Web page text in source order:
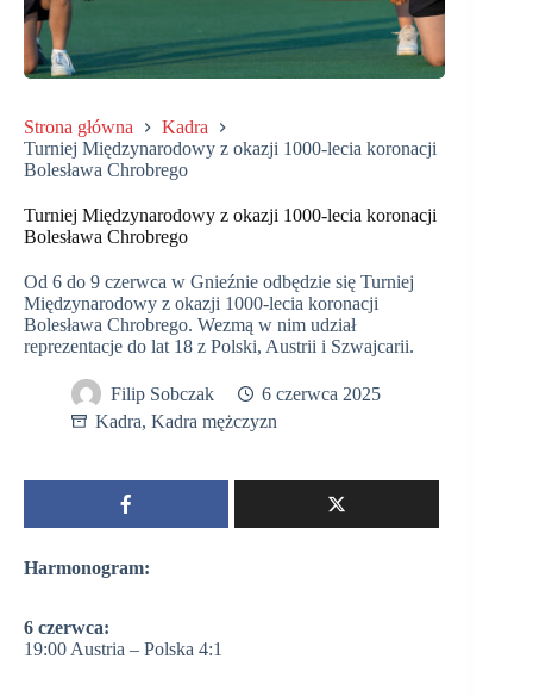
Strona główna
Kadra
Turniej Międzynarodowy z okazji 1000-lecia koronacji
Bolesława Chrobrego
Turniej Międzynarodowy z okazji 1000-lecia koronacji
Bolesława Chrobrego
Od 6 do 9 czerwca w Gnieźnie odbędzie się Turniej
Międzynarodowy z okazji 1000-lecia koronacji
Bolesława Chrobrego. Wezmą w nim udział
reprezentacje do lat 18 z Polski, Austrii i Szwajcarii.
Filip Sobczak
6 czerwca 2025
Kadra, Kadra mężczyzn
Harmonogram:
6 czerwca:
19:00 Austria – Polska 4:1